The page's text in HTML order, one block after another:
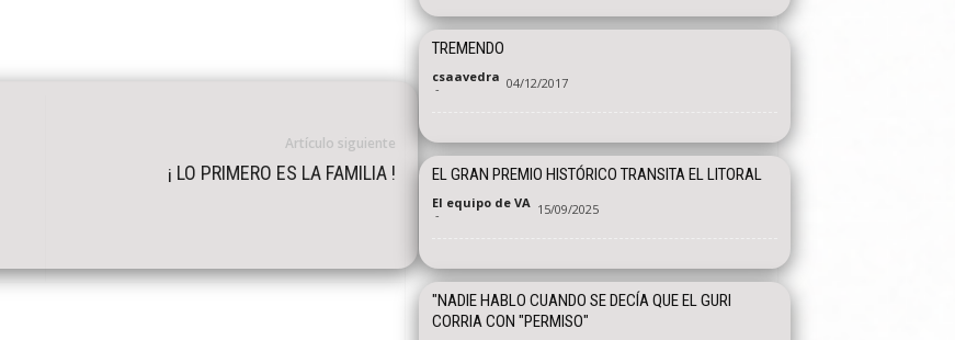
Artículo siguiente
¡ LO PRIMERO ES LA FAMILIA !
TREMENDO
csaavedra
- 04/12/2017
EL GRAN PREMIO HISTÓRICO TRANSITA EL LITORAL
El equipo de VA
- 15/09/2025
"NADIE HABLO CUANDO SE DECÍA QUE EL GURI
CORRIA CON "PERMISO"